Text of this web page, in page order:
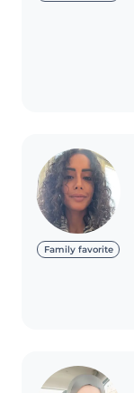
Family favorite